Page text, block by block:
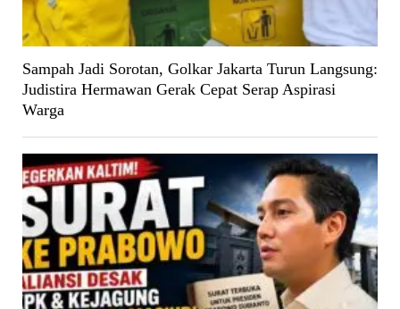
Sampah Jadi Sorotan, Golkar Jakarta Turun Langsung:
Judistira Hermawan Gerak Cepat Serap Aspirasi
Warga